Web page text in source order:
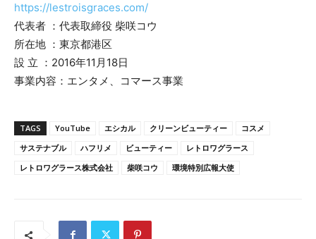
https://lestroisgraces.com/
代表者 ：代表取締役 柴咲コウ
所在地 ：東京都港区
設 立 ：2016年11月18日
事業内容：エンタメ、コマース事業
TAGS YouTube エシカル クリーンビューティー
コスメ
サステナブル
ハフリメ ビューティー
レトロワグラース
レトロワグラース株式会社
柴咲コウ 環境特別広報大使